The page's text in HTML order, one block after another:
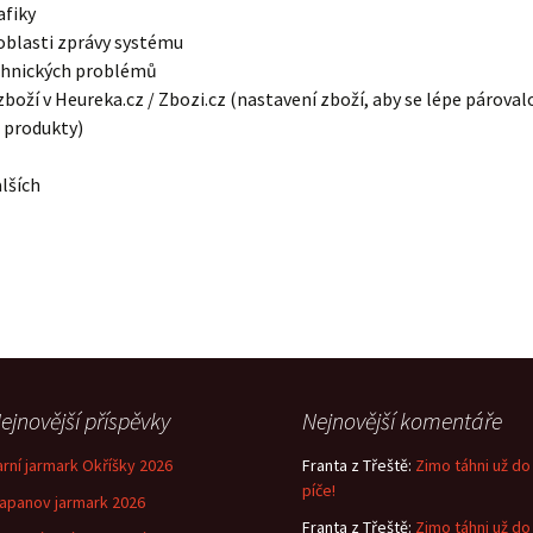
zprávy systému
problémů
v Heureka.cz / Zbozi.cz (nastavení zboží, aby se lépe
příspěvky
jarmark Okříšky 2026
jarmark 2026
Nejnovější komentáře
Franta z Třeště: Zimo táhni už do
píče!
Franta z Třeště: Zimo táhni už do